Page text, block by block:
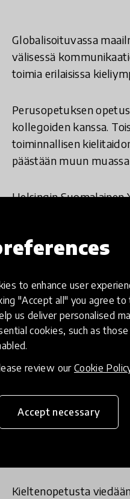
to enhance user
"Accept all" you agree
us deliver personalised
cookies, such as
review our Cookie
Accept necessary
Globalisoituvassa
välisessä
toimia erilaisissa
Perusopetuksen
kollegoiden kanssa.
toiminnallisen
päästään muun
Helsingin
opettamiseen –
englantia.
kieliä. Erityisesti
Impact &
Kieltenopetusta